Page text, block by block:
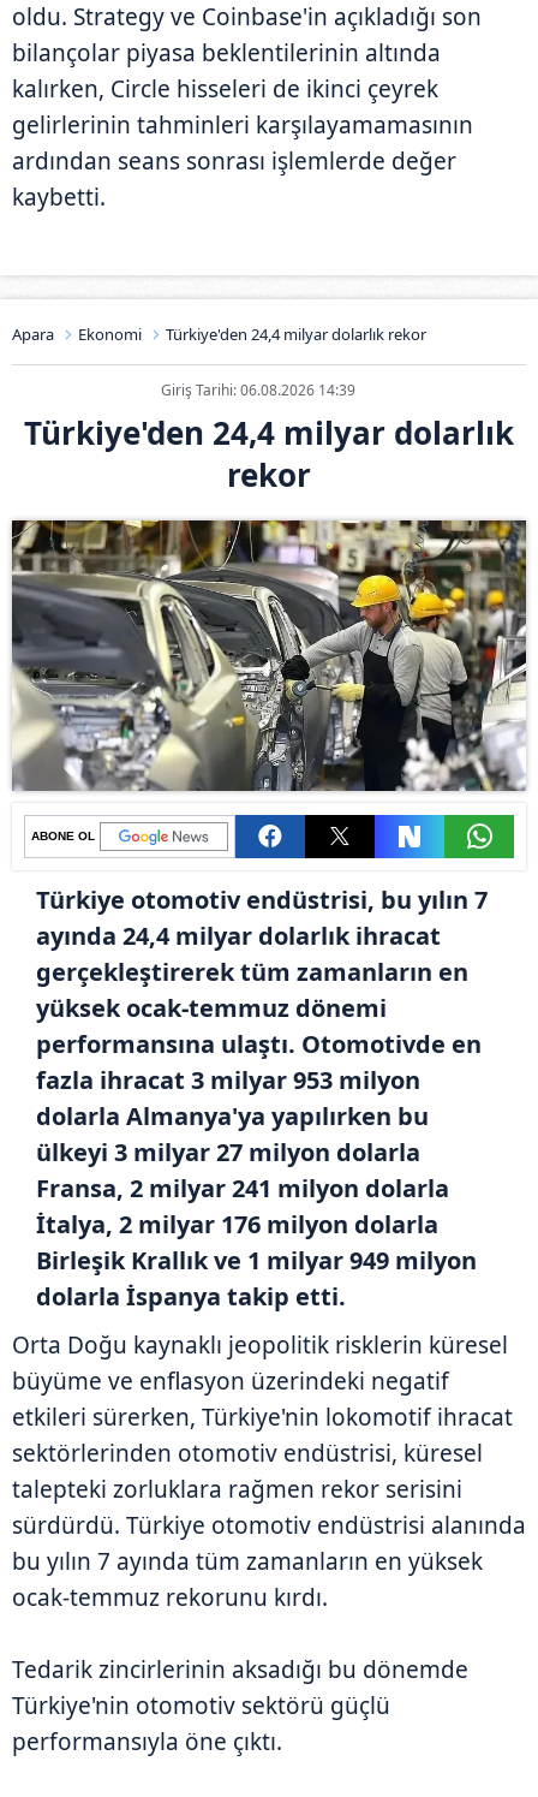
oldu. Strategy ve Coinbase'in açıkladığı son
bilançolar piyasa beklentilerinin altında
kalırken, Circle hisseleri de ikinci çeyrek
gelirlerinin tahminleri karşılayamamasının
ardından seans sonrası işlemlerde değer
kaybetti.
Apara Ekonomi Türkiye'den 24,4 milyar dolarlık rekor
Giriş Tarihi: 06.08.2026 14:39
Türkiye'den 24,4 milyar dolarlık
rekor
ABONE OL
Türkiye otomotiv endüstrisi, bu yılın 7
ayında 24,4 milyar dolarlık ihracat
gerçekleştirerek tüm zamanların en
yüksek ocak-temmuz dönemi
performansına ulaştı. Otomotivde en
fazla ihracat 3 milyar 953 milyon
dolarla Almanya'ya yapılırken bu
ülkeyi 3 milyar 27 milyon dolarla
Fransa, 2 milyar 241 milyon dolarla
İtalya, 2 milyar 176 milyon dolarla
Birleşik Krallık ve 1 milyar 949 milyon
dolarla İspanya takip etti.
Orta Doğu kaynaklı jeopolitik risklerin küresel
büyüme ve enflasyon üzerindeki negatif
etkileri sürerken, Türkiye'nin lokomotif ihracat
sektörlerinden otomotiv endüstrisi, küresel
talepteki zorluklara rağmen rekor serisini
sürdürdü. Türkiye otomotiv endüstrisi alanında
bu yılın 7 ayında tüm zamanların en yüksek
ocak-temmuz rekorunu kırdı.
Tedarik zincirlerinin aksadığı bu dönemde
Türkiye'nin otomotiv sektörü güçlü
performansıyla öne çıktı.